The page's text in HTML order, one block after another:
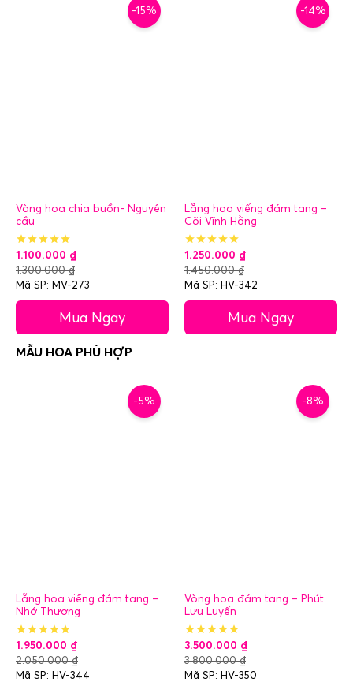
-15%
Vòng hoa chia buồn- Nguyện
cầu
1.100.000 ₫
1.300.000₫
Mã SP: MV-273
Mua Ngay
-14%
Lẵng hoa viếng đám tang –
Cõi Vĩnh Hằng
1.250.000 ₫
1.450.000₫
Mã SP: HV-342
Mua Ngay
-5%
Lẵng hoa viếng đám tang –
Nhớ Thương
1.950.000 ₫
2.050.000₫
Mã SP: HV-344
-8%
Vòng hoa đám tang – Phút
Lưu Luyến
3.500.000 ₫
3.800.000₫
Mã SP: HV-350